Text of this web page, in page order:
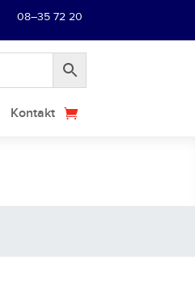
08–35 72 20
Kontakt